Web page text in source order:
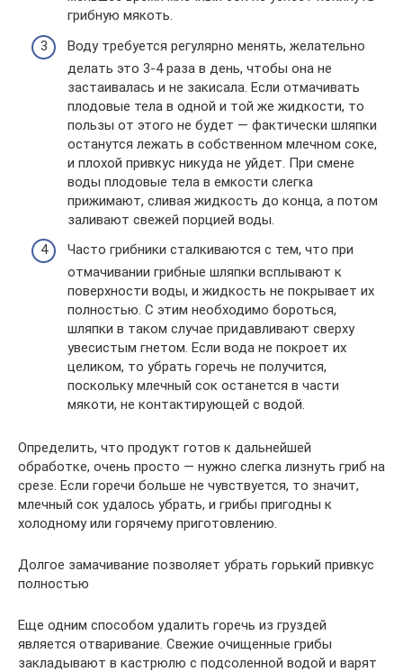
грибную мякоть.
Воду требуется регулярно менять, желательно
делать это 3-4 раза в день, чтобы она не
застаивалась и не закисала. Если отмачивать
плодовые тела в одной и той же жидкости, то
пользы от этого не будет — фактически шляпки
останутся лежать в собственном млечном соке,
и плохой привкус никуда не уйдет. При смене
воды плодовые тела в емкости слегка
прижимают, сливая жидкость до конца, а потом
заливают свежей порцией воды.
Часто грибники сталкиваются с тем, что при
отмачивании грибные шляпки всплывают к
поверхности воды, и жидкость не покрывает их
полностью. С этим необходимо бороться,
шляпки в таком случае придавливают сверху
увесистым гнетом. Если вода не покроет их
целиком, то убрать горечь не получится,
поскольку млечный сок останется в части
мякоти, не контактирующей с водой.
Определить, что продукт готов к дальнейшей
обработке, очень просто — нужно слегка лизнуть гриб на
срезе. Если горечи больше не чувствуется, то значит,
млечный сок удалось убрать, и грибы пригодны к
холодному или горячему приготовлению.
Долгое замачивание позволяет убрать горький привкус
полностью
Еще одним способом удалить горечь из груздей
является отваривание. Свежие очищенные грибы
закладывают в кастрюлю с подсоленной водой и варят